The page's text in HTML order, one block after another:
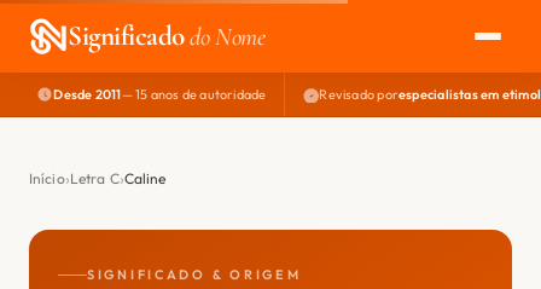
Significadodo Nome
EXPLORAR
NOME PERFEITO
Desde 2011— 15 anos de autoridade Revisado porespecialistas em
Início Letra C Caline
SIGNIFICADO & ORIGEM